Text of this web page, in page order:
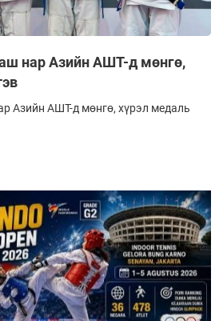
нар Азийн АШТ-д мөнгө,
Азийн АШТ-д мөнгө, хүрэл медаль